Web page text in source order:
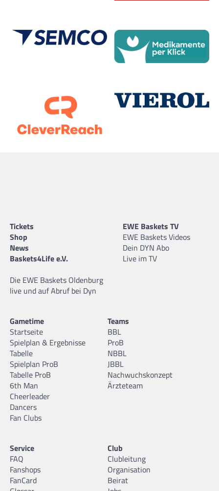
Tickets
Shop
News
Baskets4Life e.V.
Die EWE Baskets Oldenburg
live und auf Abruf bei Dyn
EWE Baskets TV
EWE Baskets Videos
Dein DYN Abo
Live im TV
Gametime
Startseite
Spielplan & Ergebnisse
Tabelle
Spielplan ProB
Tabelle ProB
6th Man
Cheerleader
Dancers
Fan Clubs
Teams
BBL
ProB
NBBL
JBBL
Nachwuchskonzept
Ärzteteam
Service
FAQ
Fanshops
FanCard
Club
Clubleitung
Organisation
Beirat